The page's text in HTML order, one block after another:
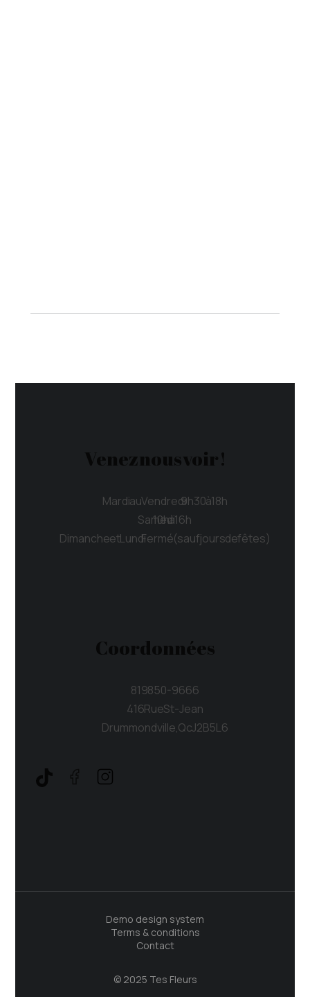
Venez nous voir !
Mardi au Vendredi 9h30 à 18h
Samedi 10h à 16h
Dimanche et Lundi Fermé (sauf jours de fêtes)
Coordonnées
819 850-9666
416 Rue St-Jean
Drummondville, Qc J2B 5L6
© 2025 Tes Fleurs
Demo design system
Terms & conditions
Contact